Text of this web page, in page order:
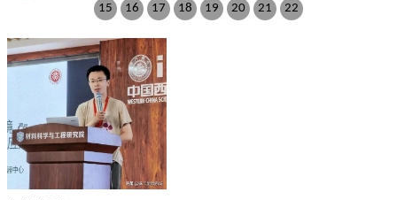
出版物：10
童昕
15
16 17 18 19 20 21 22